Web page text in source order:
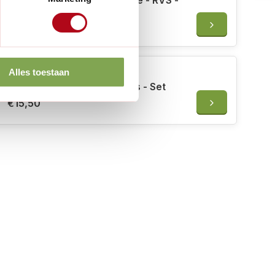
Alles toestaan
Burgon & Ball Zaaischepjes - Set
€15,50